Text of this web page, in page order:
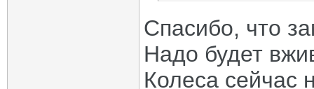
Спасибо, что
Надо будет
Колеса сейчас